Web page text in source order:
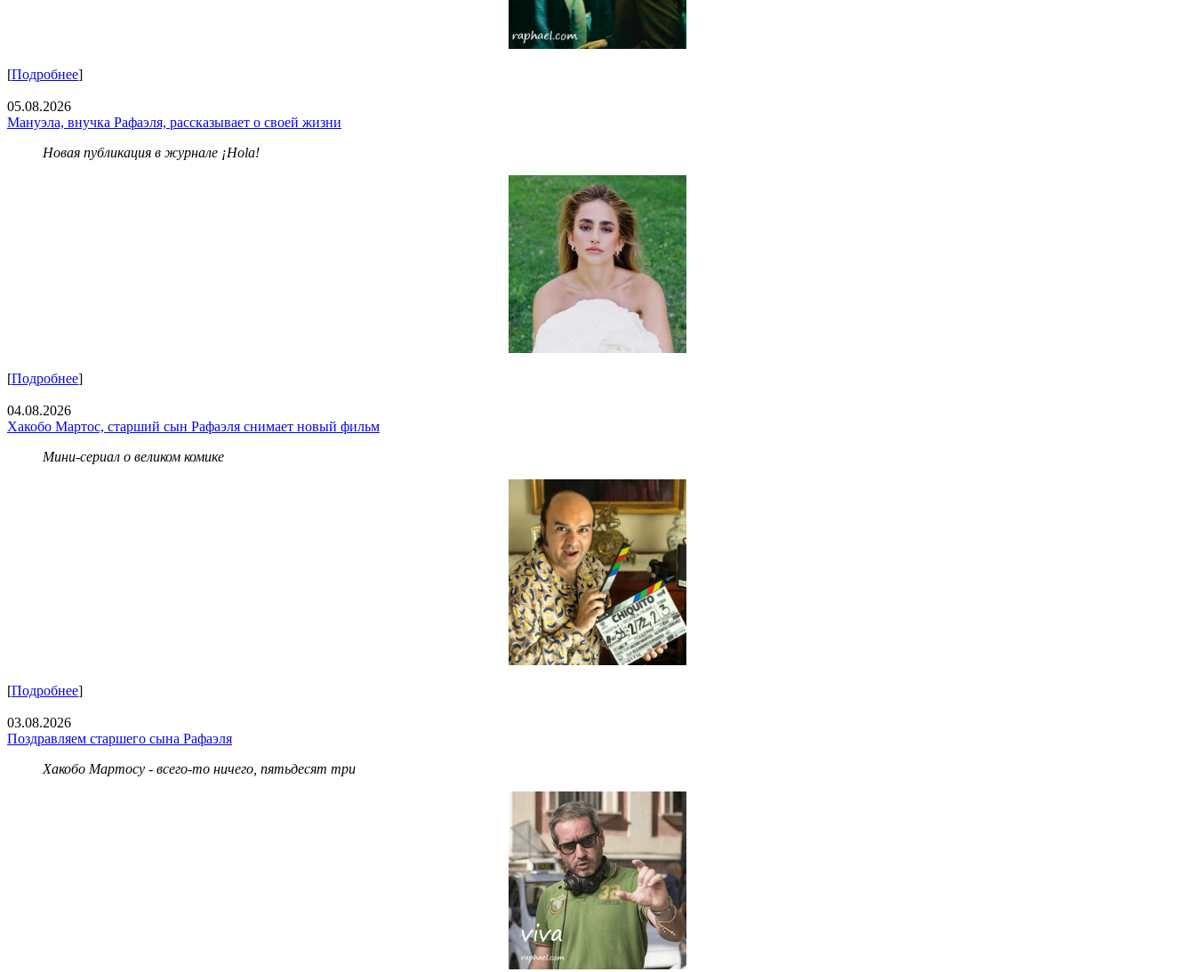
[Подробнее]
05.08.2026
Мануэла, внучка Рафаэля, рассказывает о своей жизни
Новая публикация в журнале ¡Hola!
[Подробнее]
04.08.2026
Хакобо Мартос, старший сын Рафаэля снимает новый фильм
Мини-сериал о великом комике
[Подробнее]
03.08.2026
Поздравляем старшего сына Рафаэля
Хакобо Мартосу - всего-то ничего, пятьдесят три